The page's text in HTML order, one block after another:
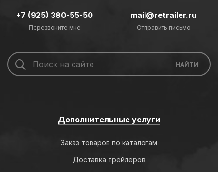
+7 (925) 380-55-50
Перезвоните мне
mail@retrailer.ru
Отправить письмо
Дополнительные услуги
Заказ товаров по каталогам
Доставка трейлеров